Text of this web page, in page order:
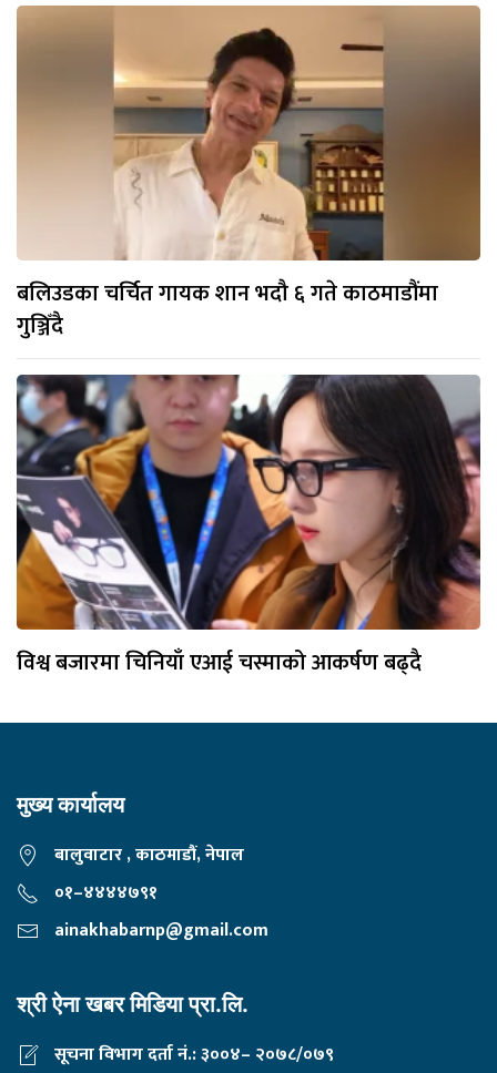
बलिउडका चर्चित गायक शान भदौ ६ गते काठमाडौंमा
गुञ्जिँदै
विश्व बजारमा चिनियाँ एआई चस्माको आकर्षण बढ्दै
मुख्य कार्यालय
बालुवाटार , काठमाडौं, नेपाल
०१–४४४४७९१
ainakhabarnp@gmail.com
श्री ऐना खबर मिडिया प्रा.लि.
सूचना विभाग दर्ता नं.: ३००४– २०७८/०७९